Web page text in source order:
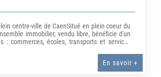
centre-ville de CaenSitué en plein coeur du
immobilier, vendu libre, bénéficie d'un
commerces, écoles, transports et services
à l'appartement du rez-de-chaussée.
recherché.Le premier appartement,
En savoir +